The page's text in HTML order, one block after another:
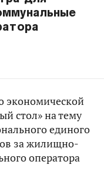
экономической
стол» на тему
единого
за жилищно-
оператора